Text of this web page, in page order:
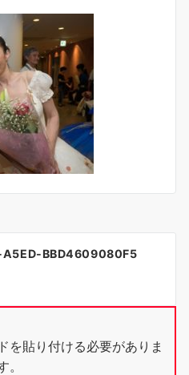
BBD4609080F5
を貼り付ける必要がありま
。